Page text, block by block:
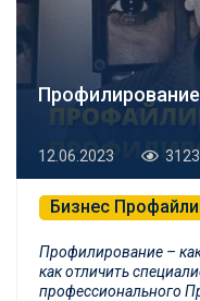
12.06.2023 3123
Профилирование –
как отличить
профессионального